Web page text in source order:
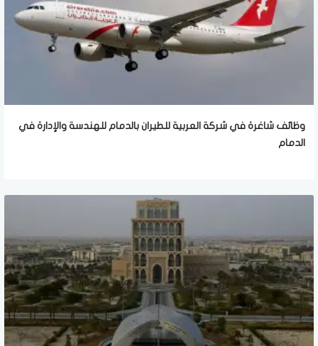
وظائف شاغرة في شركة العربية للطيران بالدمام للهندسة والإدارة في
الدمام